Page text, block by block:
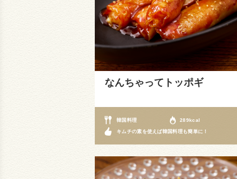
なんちゃってトッポギ
韓国料理 289kcal
キムチの素を使えば韓国料理も簡単に！